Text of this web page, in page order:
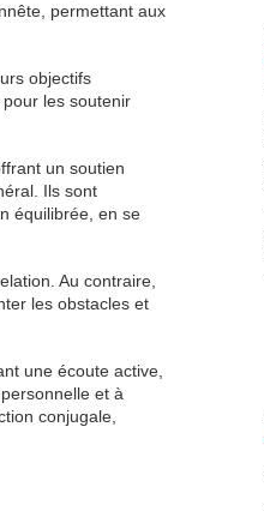
permettant aux
objectifs
les soutenir
un soutien
Ils sont
équilibrée, en se
Au contraire,
les obstacles et
une écoute active,
et à
conjugale,